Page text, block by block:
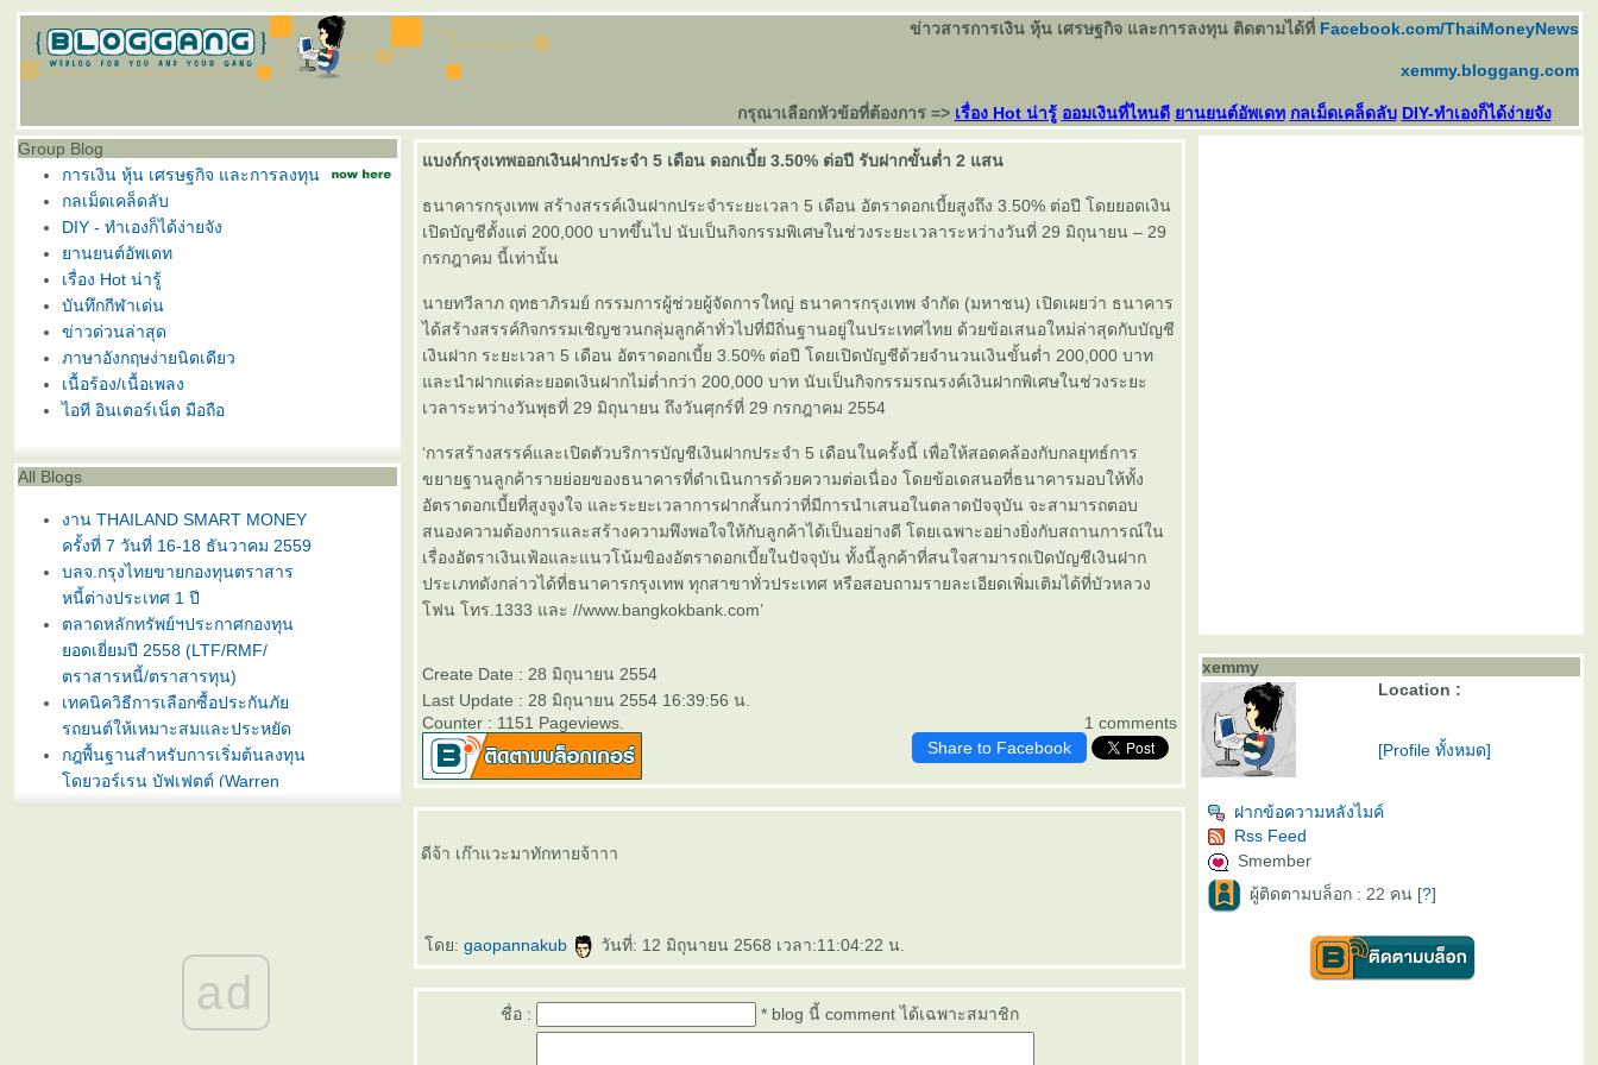
ข่าวสารการเงิน หุ้น เศรษฐกิจ และการลงทุน ติดตามได้ที่ Facebook.com/ThaiMoneyNews
xemmy.bloggang.com
กรุณาเลือกหัวข้อที่ต้องการ => เรื่อง Hot น่ารู้ ออมเงินที่ไหนดี านยนต์อัพเดท กลเม็ดเคล็ดลับ DIY-ทำเองก็ได้ง่ายจัง
Group Blog
การเงิน หุ้น เศรษฐกิจ และการลงทุน
กลเม็ดเคล็ดลับ
DIY - ทำเองก็ได้ง่ายจัง
านยนต์อัพเดท
เรื่อง Hot น่ารู้
บันทึกกีฬาเด่น
ข่าวด่วนล่าสุด
ภาษาอังกฤษง่ายนิดเดียว
เนื้อร้อง/เนื้อเพลง
ไอที อินเตอร์เน็ต มือถือ
All Blogs
งาน THAILAND SMART MONEY
ครั้งที่ 7 วันที่ 16-18 ธันวาคม 2559
บลจ.กรุงไทยขายกองทุนตราสาร
หนี้ต่างประเทศ 1 ปี
ตลาดหลักทรัพย์ฯประกาศกองทุน
อดเยี่ยมปี 2558 (LTF/RMF/
ตราสารหนี้/ตราสารทุน)
เทคนิควิธีการเลือกซื้อประกันภั
รถยนต์ให้เหมาะสมและประหยัด
กฎพื้นฐานสำหรับการเริ่มต้นลงทุน
ดยวอร์เรน บัฟเฟตต์ (Warren
ดอกเบี้ยสูง 3% ต่อปี
บลจ. ทิสโก้ เปิดเสนอขาย “กองทุน
เปิด ทิสโก้ เจแปน อิควิตี้ ทริกเกอร์
8% #2” วันที่ 2- 9 ม.ค. 2557
ad
บงก์กรุงเทพออกเงินฝากประจำ 5 เดือน ดอกเบี้ย 3.50% ต่อปี รับฝากขั้นต่ำ 2 แสน
ธนาคารกรุงเทพ สร้างสรรค์เงินฝากประจำระยะเวลา 5 เดือน อัตราดอกเบี้ยสูงถึง 3.50% ต่อปี โดยยอดเงิน
เปิดบัญชีตั้งแต่ 200,000 บาทขึ้นไป นับเป็นกิจกรรมพิเศษในช่วงระยะเวลาระหว่างวันที่ 29 มิถุนายน – 29
กรกฎาคม นี้เท่านั้น
นายทวีลาภ ฤทธาภิรมย์ กรรมการผู้ช่วยผู้จัดการใหญ่ ธนาคารกรุงเทพ จำกัด (มหาชน) เปิดเผยว่า ธนาคาร
ได้สร้างสรรค์กิจกรรมเชิญชวนกลุ่มลูกค้าทั่วไปที่มีถิ่นฐานอยู่ในประเทศไทย ด้วยข้อเสนอใหม่ล่าสุดกับบัญชี
เงินฝาก ระยะเวลา 5 เดือน อัตราดอกเบี้ย 3.50% ต่อปี โดยเปิดบัญชีด้วยจำนวนเงินขั้นต่ำ 200,000 บาท
ละนำฝากแต่ละยอดเงินฝากไม่ต่ำกว่า 200,000 บาท นับเป็นกิจกรรมรณรงค์เงินฝากพิเศษในช่วงระยะ
เวลาระหว่างวันพุธที่ 29 มิถุนายน ถึงวันศุกร์ที่ 29 กรกฎาคม 2554
‘การสร้างสรรค์และเปิดตัวบริการบัญชีเงินฝากประจำ 5 เดือนในครั้งนี้ เพื่อให้สอดคล้องกับกลยุทธ์การ
ขยายฐานลูกค้ารายย่อยของธนาคารที่ดำเนินการด้วยความต่อเนื่อง โดยข้อเดสนอที่ธนาคารมอบให้ทั้ง
อัตราดอกเบี้ยที่สูงจูงใจ และระยะเวลาการฝากสั้นกว่าที่มีการนำเสนอในตลาดปัจจุบัน จะสามารถตอบ
สนองความต้องการและสร้างความพึงพอใจให้กับลูกค้าได้เป็นอย่างดี โดยเฉพาะอย่างยิ่งกับสถานการณ์ใน
เรื่องอัตราเงินเฟ้อและแนวโน้มขิองอัตราดอกเบี้ยในปัจจุบัน ทั้งนี้ลูกค้าที่สนใจสามารถเปิดบัญชีเงินฝาก
ประเภทดังกล่าวได้ที่ธนาคารกรุงเทพ ทุกสาขาทั่วประเทศ หรือสอบถามรายละเอียดเพิ่มเติมได้ที่บัวหลวง
ฟน โทร.1333 และ //www.bangkokbank.com’
Create Date : 28 มิถุนายน 2554
Last Update : 28 มิถุนายน 2554 16:39:56 น.
1 comments
Counter : 1151 Pageviews.
Share to Facebook
ดีจ้า เก๊าแวะมาทักทายจ้าาา
ดย: gaopannakub วันที่: 12 มิถุนายน 2568 เวลา:11:04:22 น.
ชื่อ : * blog นี้ comment ได้เฉพาะสมาชิก
xemmy
Location :
[Profile ทั้งหมด]
ฝากข้อความหลังไมค์
Rss Feed
Smember
ผู้ติดตามบล็อก : 22 คน [?]